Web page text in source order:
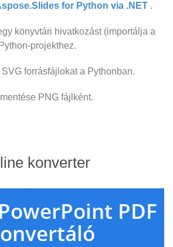
for Python via .NET .
könyvtári hivatkozást (importálja a
projekthez.
forrásfájlokat a Pythonban.
PNG fájlként.
konverter